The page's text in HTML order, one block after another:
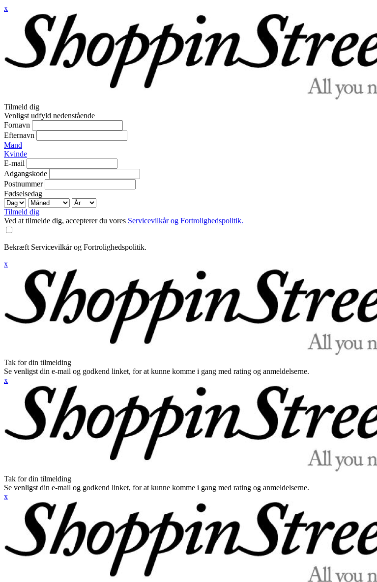
x
Tilmeld dig
Venligst udfyld nedenstående
Fornavn
Efternavn
Mand
Kvinde
E-mail
Adgangskode
Postnummer
Fødselsedag
Tilmeld dig
Ved at tilmelde dig, accepterer du vores Servicevilkår og Fortrolighedspolitik.
Bekræft Servicevilkår og Fortrolighedspolitik.
x
Tak for din tilmelding
Se venligst din e-mail og godkend linket, for at kunne komme i gang med rating og anmeldelserne.
x
Tak for din tilmelding
Se venligst din e-mail og godkend linket, for at kunne komme i gang med rating og anmeldelserne.
x